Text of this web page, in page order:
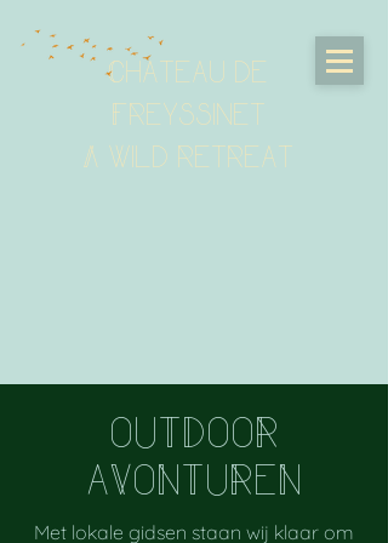
Chateau de
Freyssinet
A wild retreat
ouTDooR
aVoNTuReN
Met lokale gidsen staan wij klaar om